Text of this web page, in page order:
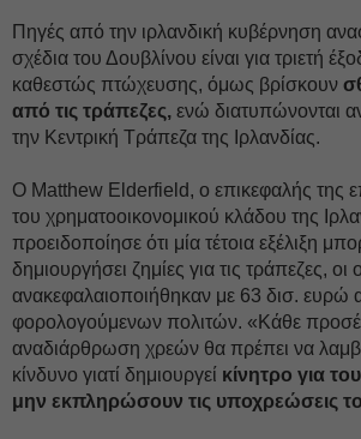
Πηγές από την ιρλανδική κυβέρνηση
σχέδια του Δουβλίνου είναι για τριετή
καθεστώς πτώχευσης, όμως βρίσκουν
από τις τράπεζες, ενώ διατυπώνονται
την Κεντρική Τράπεζα της Ιρλανδίας.
Ο Matthew Elderfield, ο επικεφαλής της
του χρηματοοικονομικού κλάδου της
προειδοποίησε ότι μία τέτοια εξέλιξη
δημιουργήσει ζημίες για τις τράπεζες, οι
ανακεφαλαιοποιήθηκαν με 63 δισ. ευρώ
φορολογούμενων πολιτών. «Κάθε
αναδιάρθρωση χρεών θα πρέπει να
κίνδυνο γιατί δημιουργεί κίνητρο για
μην εκπληρώσουν τις υποχρεώσεις